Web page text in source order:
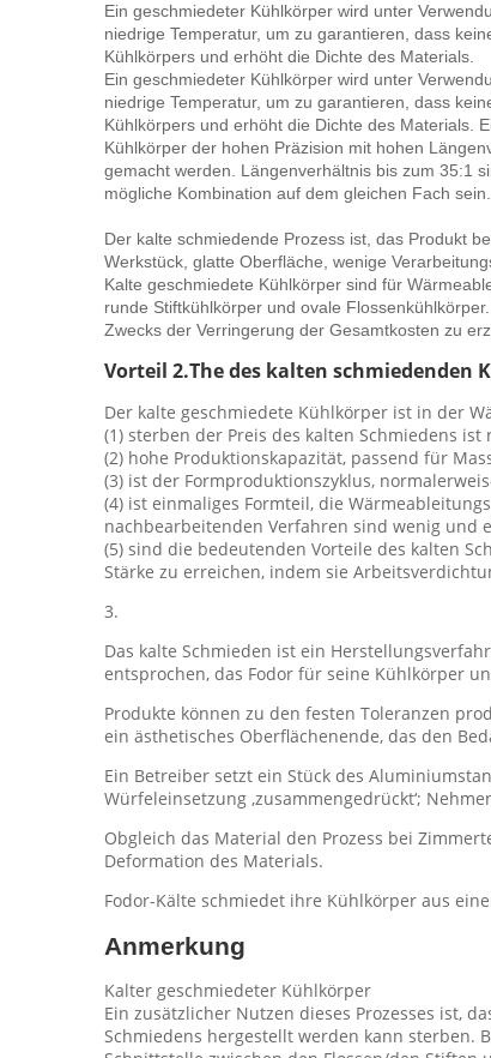
Ein geschmiedeter Kühlkörper wird unter
niedrige Temperatur, um zu garantieren, dass
Kühlkörpers und erhöht die Dichte des Materials.
Ein geschmiedeter Kühlkörper wird unter
niedrige Temperatur, um zu garantieren, dass
Kühlkörpers und erhöht die Dichte des Materials.
Kühlkörper der hohen Präzision mit hohen
gemacht werden. Längenverhältnis bis zum 35:1
mögliche Kombination auf dem gleichen Fach sein.
Der kalte schmiedende Prozess ist, das Produkt
Werkstück, glatte Oberfläche, wenige
Kalte geschmiedete Kühlkörper sind für
runde Stiftkühlkörper und ovale
Zwecks der Verringerung der Gesamtkosten zu
Vorteil 2.The des kalten schmiedenden
Der kalte geschmiedete Kühlkörper ist in der
(1) sterben der Preis des kalten Schmiedens
(2) hohe Produktionskapazität, passend für
(3) ist der Formproduktionszyklus,
(4) ist einmaliges Formteil, die
nachbearbeitenden Verfahren sind wenig und
(5) sind die bedeutenden Vorteile des kalten
Stärke zu erreichen, indem sie
3.
Das kalte Schmieden ist ein
entsprochen, das Fodor für seine Kühlkörper
Produkte können zu den festen Toleranzen
ein ästhetisches Oberflächenende, das den
Ein Betreiber setzt ein Stück des
Würfeleinsetzung ‚zusammengedrückt‘;
Obgleich das Material den Prozess bei
Deformation des Materials.
Fodor-Kälte schmiedet ihre Kühlkörper aus
Anmerkung
Kalter geschmiedeter Kühlkörper
Ein zusätzlicher Nutzen dieses Prozesses ist,
Schmiedens hergestellt werden kann sterben.